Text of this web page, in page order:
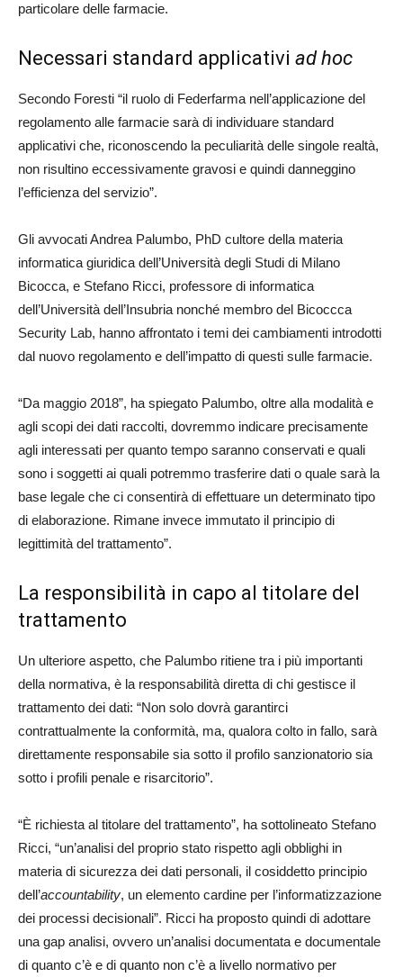
particolare delle farmacie.
Necessari standard applicativi ad hoc
Secondo Foresti “il ruolo di Federfarma nell’applicazione del
regolamento alle farmacie sarà di individuare standard
applicativi che, riconoscendo la peculiarità delle singole realtà,
non risultino eccessivamente gravosi e quindi danneggino
l’efficienza del servizio”.
Gli avvocati Andrea Palumbo, PhD cultore della materia
informatica giuridica dell’Università degli Studi di Milano
Bicocca, e Stefano Ricci, professore di informatica
dell’Università dell’Insubria nonché membro del Bicoccca
Security Lab, hanno affrontato i temi dei cambiamenti introdotti
dal nuovo regolamento e dell’impatto di questi sulle farmacie.
“Da maggio 2018”, ha spiegato Palumbo, oltre alla modalità e
agli scopi dei dati raccolti, dovremmo indicare precisamente
agli interessati per quanto tempo saranno conservati e quali
sono i soggetti ai quali potremmo trasferire dati o quale sarà la
base legale che ci consentirà di effettuare un determinato tipo
di elaborazione. Rimane invece immutato il principio di
legittimità del trattamento”.
La responsibilità in capo al titolare del
trattamento
Un ulteriore aspetto, che Palumbo ritiene tra i più importanti
della normativa, è la responsabilità diretta di chi gestisce il
trattamento dei dati: “Non solo dovrà garantirci
contrattualmente la conformità, ma, qualora colto in fallo, sarà
direttamente responsabile sia sotto il profilo sanzionatorio sia
sotto i profili penale e risarcitorio”.
“È richiesta al titolare del trattamento”, ha sottolineato Stefano
Ricci, “un’analisi del proprio stato rispetto agli obblighi in
materia di sicurezza dei dati personali, il cosiddetto principio
dell’accountability, un elemento cardine per l’informatizzazione
dei processi decisionali”. Ricci ha proposto quindi di adottare
una gap analisi, ovvero un’analisi documentata e documentale
di quanto c’è e di quanto non c’è a livello normativo per